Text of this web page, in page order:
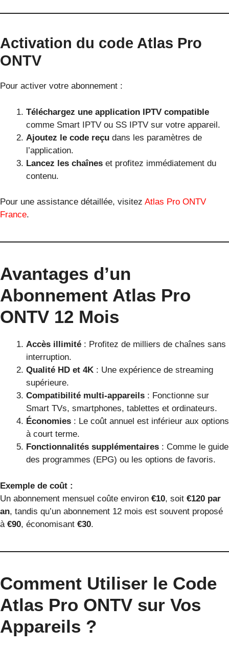
Activation du code Atlas Pro
ONTV
Pour activer votre abonnement :
Téléchargez une application IPTV compatible
comme Smart IPTV ou SS IPTV sur votre appareil.
Ajoutez le code reçu dans les paramètres de
l’application.
Lancez les chaînes et profitez immédiatement du
contenu.
Pour une assistance détaillée, visitez Atlas Pro ONTV
France.
Avantages d’un
Abonnement Atlas Pro
ONTV 12 Mois
Accès illimité : Profitez de milliers de chaînes sans
interruption.
Qualité HD et 4K : Une expérience de streaming
supérieure.
Compatibilité multi-appareils : Fonctionne sur
Smart TVs, smartphones, tablettes et ordinateurs.
Économies : Le coût annuel est inférieur aux options
à court terme.
Fonctionnalités supplémentaires : Comme le guide
des programmes (EPG) ou les options de favoris.
Exemple de coût :
Un abonnement mensuel coûte environ €10, soit €120 par
an, tandis qu’un abonnement 12 mois est souvent proposé
à €90, économisant €30.
Comment Utiliser le Code
Atlas Pro ONTV sur Vos
Appareils ?